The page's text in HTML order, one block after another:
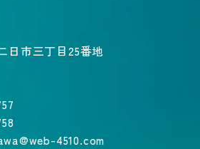
日市三丁目25番地
4510.com